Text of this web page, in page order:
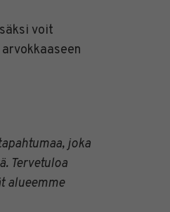
voit
joka
Tervetuloa
alueemme